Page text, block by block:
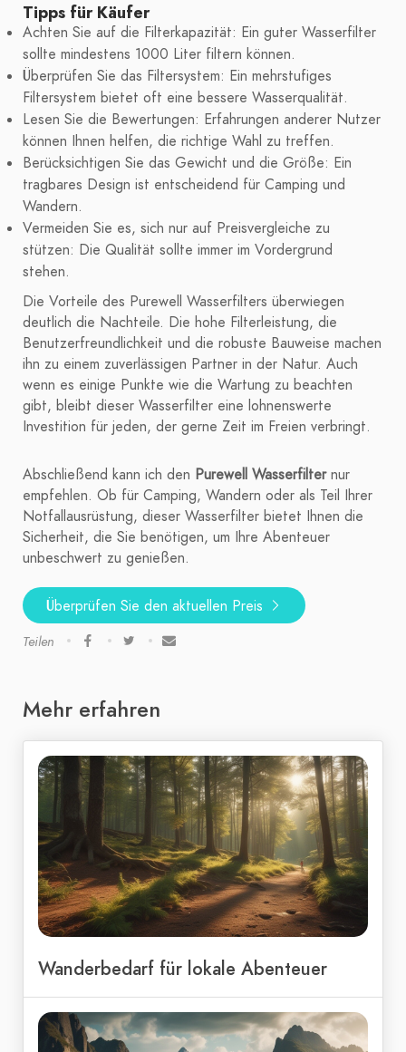
Tipps für Käufer
Achten Sie auf die Filterkapazität: Ein guter Wasserfilter
sollte mindestens 1000 Liter filtern können.
Überprüfen Sie das Filtersystem: Ein mehrstufiges
Filtersystem bietet oft eine bessere Wasserqualität.
Lesen Sie die Bewertungen: Erfahrungen anderer Nutzer
können Ihnen helfen, die richtige Wahl zu treffen.
Berücksichtigen Sie das Gewicht und die Größe: Ein
tragbares Design ist entscheidend für Camping und
Wandern.
Vermeiden Sie es, sich nur auf Preisvergleiche zu
stützen: Die Qualität sollte immer im Vordergrund
stehen.
Die Vorteile des Purewell Wasserfilters überwiegen
deutlich die Nachteile. Die hohe Filterleistung, die
Benutzerfreundlichkeit und die robuste Bauweise machen
ihn zu einem zuverlässigen Partner in der Natur. Auch
wenn es einige Punkte wie die Wartung zu beachten
gibt, bleibt dieser Wasserfilter eine lohnenswerte
Investition für jeden, der gerne Zeit im Freien verbringt.
Abschließend kann ich den Purewell Wasserfilternur
empfehlen. Ob für Camping, Wandern oder als Teil Ihrer
Notfallausrüstung, dieser Wasserfilter bietet Ihnen die
Sicherheit, die Sie benötigen, um Ihre Abenteuer
unbeschwert zu genießen.
Überprüfen Sie den aktuellen Preis
Teilen
Mehr erfahren
Wanderbedarf für lokale Abenteuer